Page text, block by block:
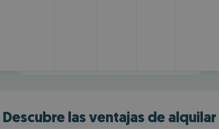
Descubre las ventajas de alquilar